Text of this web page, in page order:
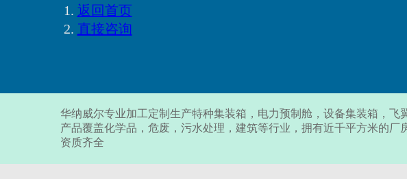
返回首页
直接咨询
华纳威尔专业加工定制生产特种集装箱，电力预制舱，设备集装箱，飞
产品覆盖化学品，危废，污水处理，建筑等行业，拥有近千平方米的厂
资质齐全